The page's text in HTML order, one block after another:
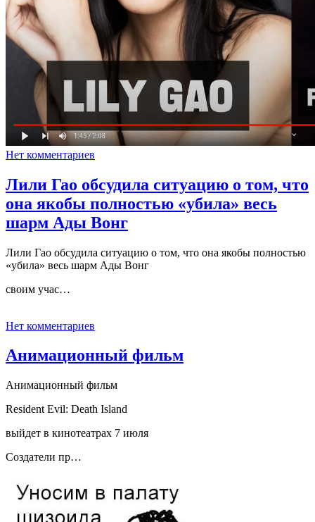
Нет комментариев
Лили Гао обсудила ситуацию о том, что
она якобы полностью «убила» весь
шарм Ады Вонг
Лили Гао обсудила ситуацию о том, что она якобы полностью
«убила» весь шарм Ады Вонг
своим учас…
Нет комментариев
Анимационный фильм
Анимационный фильм
Resident Evil: Death Island
выйдет в кинотеатрах 7 июля
Создатели пр…